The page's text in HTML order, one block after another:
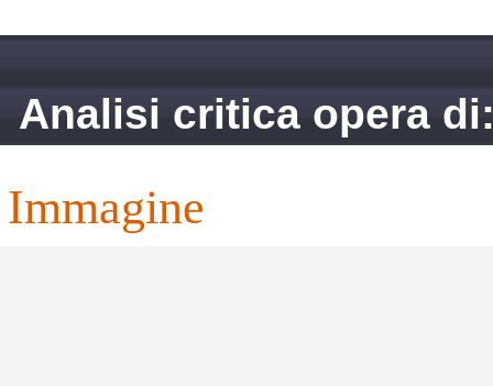
Analisi critica opera
immagine